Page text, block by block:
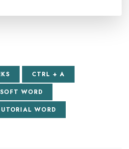
CTRL + A
WORD
WORD